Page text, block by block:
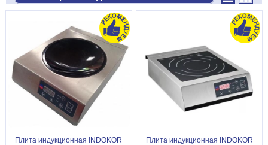
Плита индукционная INDOKOR
Плита индукционная INDOKOR